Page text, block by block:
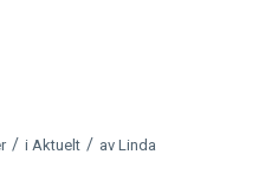
/ i Aktuelt / av Linda